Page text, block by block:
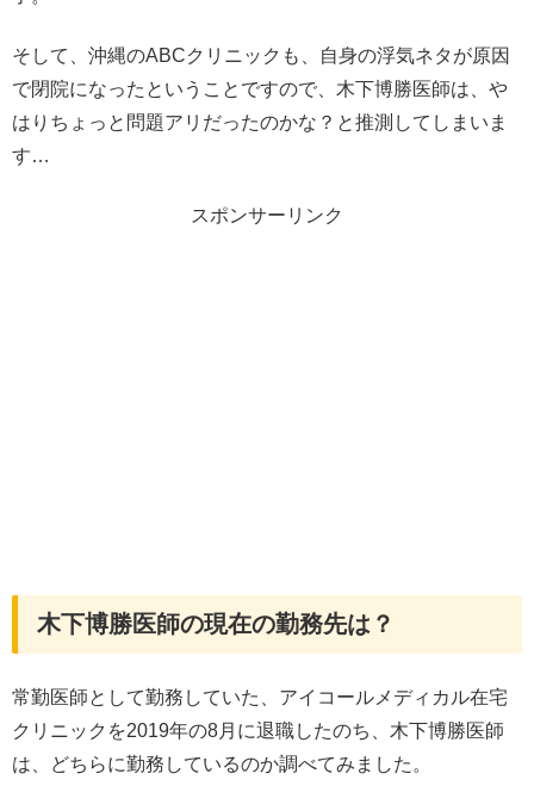
そして、沖縄のABCクリニックも、自身の浮気ネタが原因
で閉院になったということですので、木下博勝医師は、や
はりちょっと問題アリだったのかな？と推測してしまいま
す…
スポンサーリンク
木下博勝医師の現在の勤務先は？
常勤医師として勤務していた、アイコールメディカル在宅
クリニックを2019年の8月に退職したのち、木下博勝医師
は、どちらに勤務しているのか調べてみました。